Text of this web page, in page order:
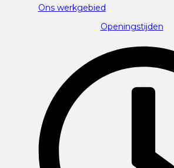
Ons werkgebied
Openingstijden